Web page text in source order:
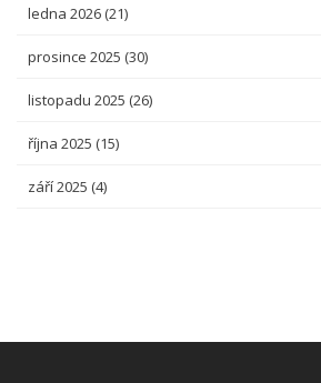
ledna 2026 (21)
prosince 2025 (30)
listopadu 2025 (26)
října 2025 (15)
září 2025 (4)